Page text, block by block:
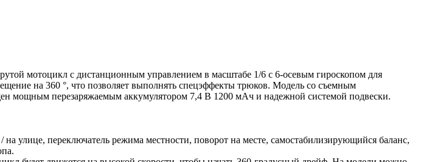
мотоцикл с дистанционным управлением в масштабе 1/6 с 6-осевым гироскопом для
на 360 °, что позволяет выполнять спецэффекты трюков. Модель со съемным
мощным перезаряжаемым аккумулятором 7,4 В 1200 мАч и надежной системой подвески.
переключатель режима местности, поворот на месте, самостабилизирующийся баланс,